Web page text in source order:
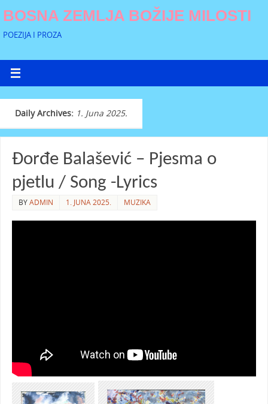
BOSNA ZEMLJA BOŽIJE MILOSTI
POEZIJA I PROZA
Daily Archives: 1. Juna 2025.
Đorđe Balašević – Pjesma o
pjetlu / Song -Lyrics
BYADMIN 1. JUNA 2025. MUZIKA